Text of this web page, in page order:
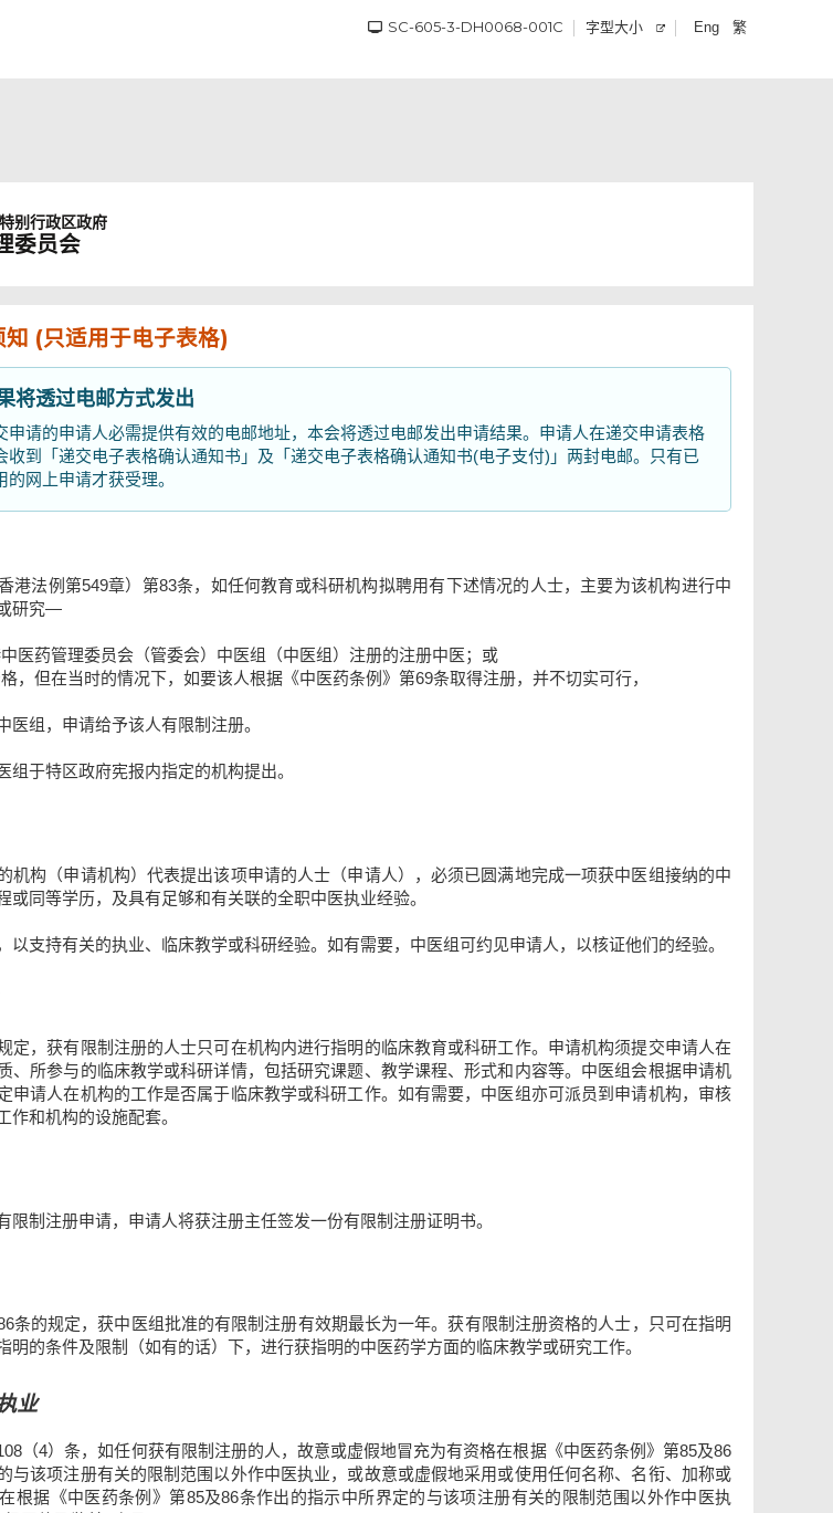
SC-605-3-DH0068-001C 字型大小 Eng 繁
别行政区政府
委员会
(只适用于电子表格)
将透过电邮方式发出
申请的申请人必需提供有效的电邮地址，本会将透过电邮发出申请结果。申请人在递交申请表格
收到「递交电子表格确认通知书」及「递交电子表格确认通知书(电子支付)」两封电邮。只有已
网上申请才获受理。
港法例第549章）第83条，如任何教育或科研机构拟聘用有下述情况的人士，主要为该机构进行中
研究—
医药管理委员会（管委会）中医组（中医组）注册的注册中医；或
，但在当时的情况下，如要该人根据《中医药条例》第69条取得注册，并不切实可行，
医组，申请给予该人有限制注册。
组于特区政府宪报内指定的机构提出。
机构（申请机构）代表提出该项申请的人士（申请人），必须已圆满地完成一项获中医组接纳的中
或同等学历，及具有足够和有关联的全职中医执业经验。
以支持有关的执业、临床教学或科研经验。如有需要，中医组可约见申请人，以核证他们的经验。
定，获有限制注册的人士只可在机构内进行指明的临床教育或科研工作。申请机构须提交申请人在
、所参与的临床教学或科研详情，包括研究课题、教学课程、形式和内容等。中医组会根据申请机
申请人在机构的工作是否属于临床教学或科研工作。如有需要，中医组亦可派员到申请机构，审核
作和机构的设施配套。
限制注册申请，申请人将获注册主任签发一份有限制注册证明书。
条的规定，获中医组批准的有限制注册有效期最长为一年。获有限制注册资格的人士，只可在指明
明的条件及限制（如有的话）下，进行获指明的中医药学方面的临床教学或研究工作。
业
（4）条，如任何获有限制注册的人，故意或虚假地冒充为有资格在根据《中医药条例》第85及86
与该项注册有关的限制范围以外作中医执业，或故意或虚假地采用或使用任何名称、名衔、加称或
根据《中医药条例》第85及86条作出的指示中所界定的与该项注册有关的限制范围以外作中医执